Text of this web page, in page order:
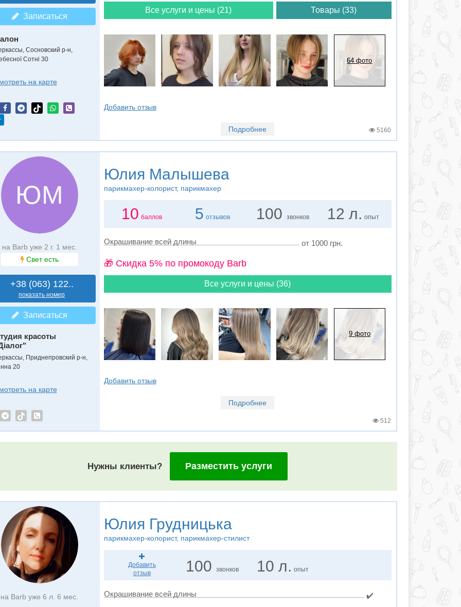
Записаться
Сосновский р-н,
Сотні 30
на карте
Все услуги и цены (21) Товары (33)
64 фото
Добавить отзыв
Подробнее 5160
ЮМ
на Barb уже 2 г. 1 мес.
Свет есть
+38 (063) 122..
показать номер
Записаться
красоты
Приднепровский р-н,
20
на карте
Юлия Малышева
парикмахер-колорист, парикмахер
10 баллов 5 отзывов 100 звонков 12 л. опыт
Окрашивание всей длины от 1000 грн.
🎁 Cкидка 5% по промокоду Barb
Все услуги и цены (36)
9 фото
Добавить отзыв
Подробнее
512
Нужны клиенты? Разместить услуги
на Barb уже 6 л. 6 мес.
Юлия Грудницька
парикмахер-колорист, парикмахер-стилист
Добавить
отзыв
100звонков 10 л. опыт
Окрашивание всей длины ✔️